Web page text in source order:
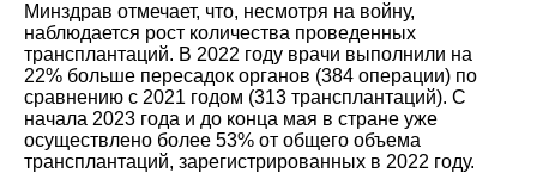
Минздрав отмечает, что, несмотря на войну,
наблюдается рост количества проведенных
трансплантаций. В 2022 году врачи выполнили на
22% больше пересадок органов (384 операции) по
сравнению с 2021 годом (313 трансплантаций). С
начала 2023 года и до конца мая в стране уже
осуществлено более 53% от общего объема
трансплантаций, зарегистрированных в 2022 году.